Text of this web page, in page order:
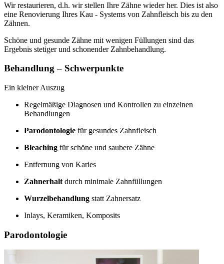
Wir restaurieren, d.h. wir stellen Ihre Zähne wieder her. Dies ist also
eine Renovierung Ihres Kau - Systems von Zahnfleisch bis zu den
Zähnen.
Schöne und gesunde Zähne mit wenigen Füllungen sind das
Ergebnis stetiger und schonender Zahnbehandlung.
Behandlung – Schwerpunkte
Ein kleiner Auszug
Regelmäßige Diagnosen und Kontrollen zu einzelnen
Behandlungen
Parodontologie für gesundes Zahnfleisch
Bleaching für schöne und saubere Zähne
Entfernung von Karies
Zahnerhalt durch minimale Zahnfüllungen
Wurzelbehandlung statt Zahnersatz
Inlays, Keramiken, Komposits
Parodontologie